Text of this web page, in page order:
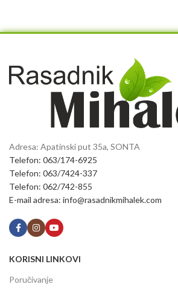
Adresa: Apatinski put 35a, SONTA
Telefon: 063/174-6925
Telefon: 063/7424-337
Telefon: 062/742-855
E-mail adresa: info@rasadnikmihalek.com
KORISNI LINKOVI
Poručivanje